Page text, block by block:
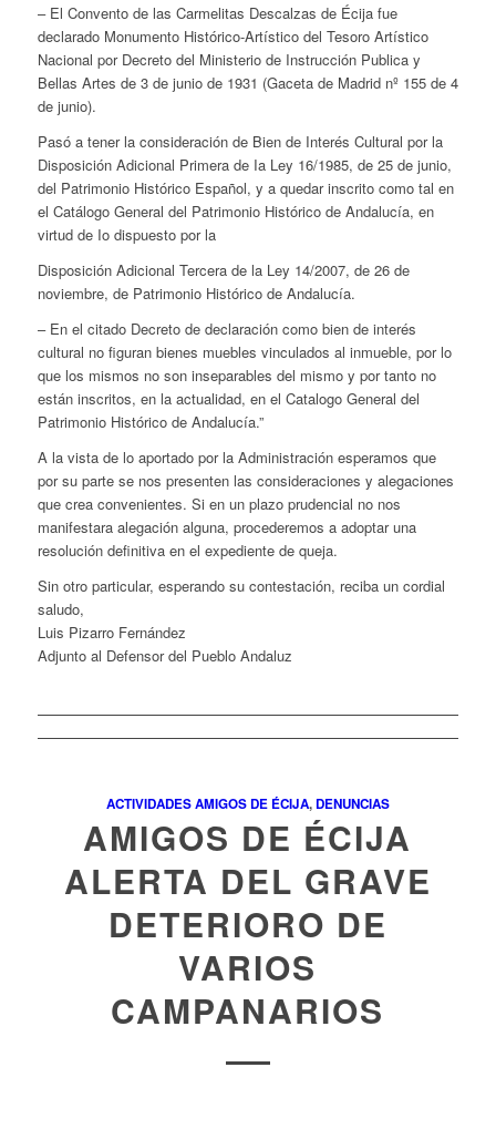
– El Convento de las Carmelitas Descalzas de Écija fue
declarado Monumento Histórico-Artístico del Tesoro Artístico
Nacional por Decreto del Ministerio de Instrucción Publica y
Bellas Artes de 3 de junio de 1931 (Gaceta de Madrid nº 155 de 4
de junio).
Pasó a tener la consideración de Bien de Interés Cultural por la
Disposición Adicional Primera de Ia Ley 16/1985, de 25 de junio,
del Patrimonio Histórico Español, y a quedar inscrito como tal en
el Catálogo General del Patrimonio Histórico de Andalucía, en
virtud de Io dispuesto por la
Disposición Adicional Tercera de la Ley 14/2007, de 26 de
noviembre, de Patrimonio Histórico de Andalucía.
– En el citado Decreto de declaración como bien de interés
cultural no figuran bienes muebles vinculados al inmueble, por lo
que los mismos no son inseparables del mismo y por tanto no
están inscritos, en la actualidad, en el Catalogo General del
Patrimonio Histórico de Andalucía.”
A la vista de lo aportado por la Administración esperamos que
por su parte se nos presenten las consideraciones y alegaciones
que crea convenientes. Si en un plazo prudencial no nos
manifestara alegación alguna, procederemos a adoptar una
resolución definitiva en el expediente de queja.
Sin otro particular, esperando su contestación, reciba un cordial
saludo,
Luis Pizarro Fernández
Adjunto al Defensor del Pueblo Andaluz
ACTIVIDADES AMIGOS DE ÉCIJA,DENUNCIAS
AMIGOS DE ÉCIJA
ALERTA DEL GRAVE
DETERIORO DE
VARIOS
CAMPANARIOS